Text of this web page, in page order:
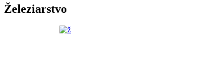
Železiarstvo